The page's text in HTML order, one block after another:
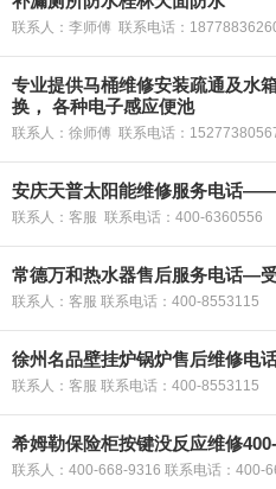
联系人：李师傅 联系电话：
专业提供马桶维修安装疏通及水
换， 各种电子感应便池
联系人：徐师傅 联系电话：
安庆天普太阳能维修服务电话
联系人：客服 联系电话：400-6360556
常德万和热水器售后服务电话—
联系人：客服 联系电话：400-8553115
徐州名品壁挂炉锅炉售后维修电
联系人：客服 联系电话：400-8553115
希姆勒保险柜按键没反应维修
联系人：400-668-9316 联系电话：400-